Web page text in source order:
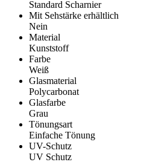
Standard Scharnier
Mit Sehstärke erhältlich
Nein
Material
Kunststoff
Farbe
Weiß
Glasmaterial
Polycarbonat
Glasfarbe
Grau
Tönungsart
Einfache Tönung
UV-Schutz
UV Schutz